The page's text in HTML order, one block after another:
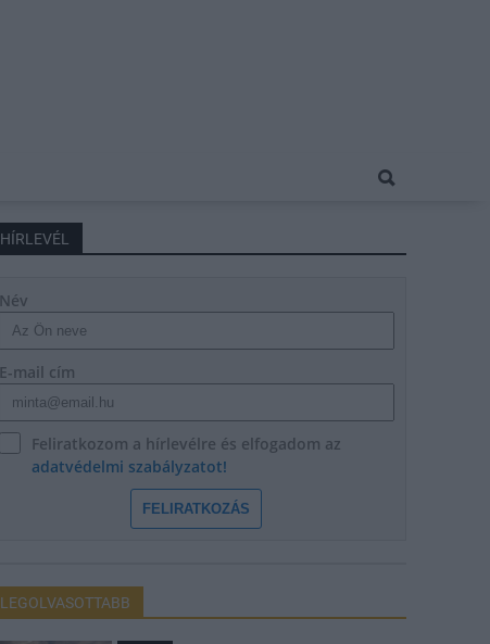
HÍRLEVÉL
Név
E-mail cím
Feliratkozom a hírlevélre és elfogadom az
adatvédelmi szabályzatot!
FELIRATKOZÁS
LEGOLVASOTTABB